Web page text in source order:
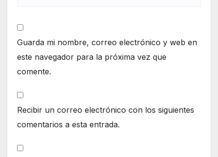
Guarda mi nombre, correo electrónico y web en
este navegador para la próxima vez que
comente.
Recibir un correo electrónico con los siguientes
comentarios a esta entrada.